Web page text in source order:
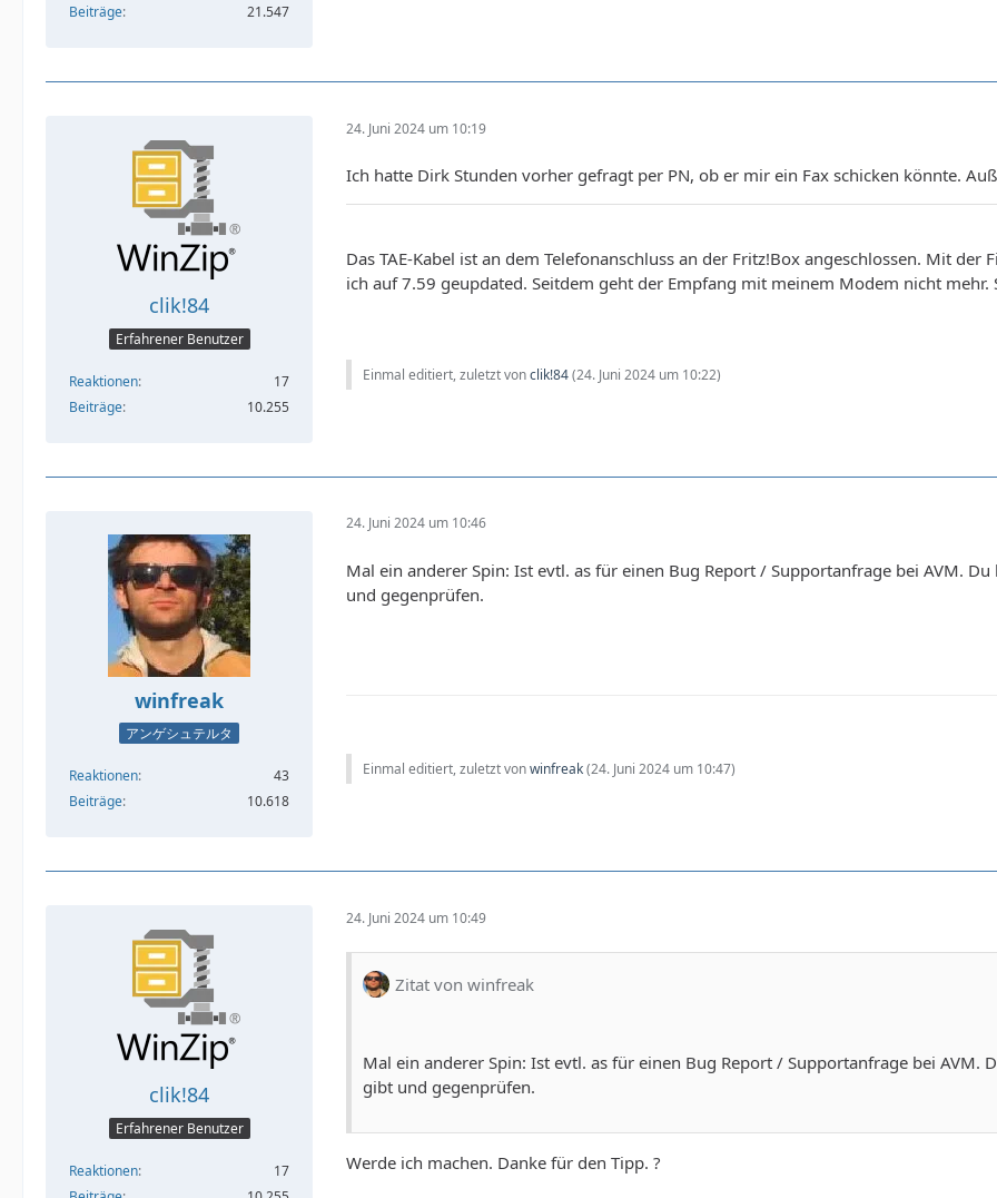
Beiträge
21.547
clik!84
Erfahrener Benutzer
Reaktionen
17
Beiträge
10.255
24. Juni 2024 um 10:19
Ich hatte Dirk Stunden vorher gefragt per PN, ob er mir ein Fax schicken könnte.
Das TAE-Kabel ist an dem Telefonanschluss an der Fritz!Box angeschlossen. Mit
ich auf 7.59 geupdated. Seitdem geht der Empfang mit meinem Modem nicht mehr.
Einmal editiert, zuletzt vonclik!84(24. Juni 2024 um 10:22)
winfreak
アンゲシュテルタ
Reaktionen
43
Beiträge
10.618
24. Juni 2024 um 10:46
Mal ein anderer Spin: Ist evtl. as für einen Bug Report / Supportanfrage bei AVM.
und gegenprüfen.
Einmal editiert, zuletzt vonwinfreak(24. Juni 2024 um 10:47)
clik!84
Erfahrener Benutzer
Reaktionen
17
24. Juni 2024 um 10:49
Zitat von winfreak
Mal ein anderer Spin: Ist evtl. as für einen Bug Report / Supportanfrage bei AVM.
gibt und gegenprüfen.
Werde ich machen. Danke für den Tipp. ?